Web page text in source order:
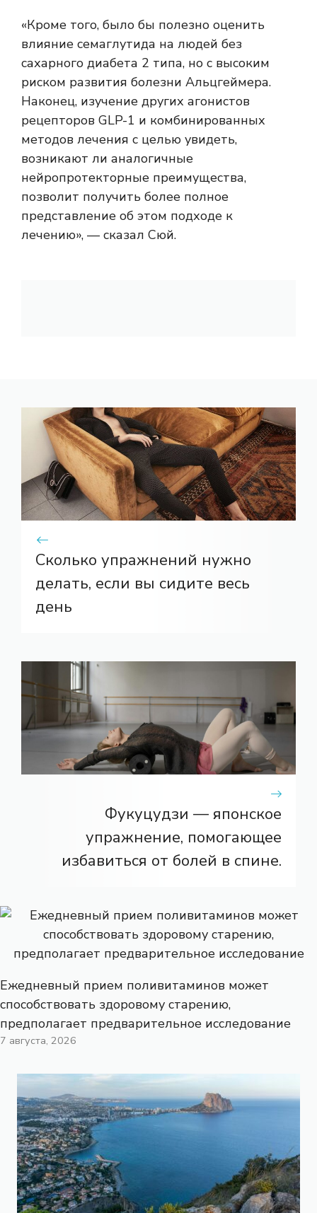
«Кроме того, было бы полезно оценить
влияние семаглутида на людей без
сахарного диабета 2 типа, но с высоким
риском развития болезни Альцгеймера.
Наконец, изучение других агонистов
рецепторов GLP-1 и комбинированных
методов лечения с целью увидеть,
возникают ли аналогичные
нейропротекторные преимущества,
позволит получить более полное
представление об этом подходе к
лечению», — сказал Сюй.
Сколько упражнений нужно
делать, если вы сидите весь
день
Фукуцудзи — японское
упражнение, помогающее
избавиться от болей в спине.
Ежедневный прием поливитаминов может
способствовать здоровому старению,
предполагает предварительное исследование
7 августа, 2026